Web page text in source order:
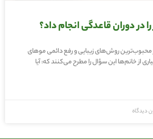
را در دوران قاعدگی انجام داد؟
محبوب‌ترین روش‌های زیبایی و رفع دائمی موهای
از خانم‌ها این سؤال را مطرح می‌کنند که: آیا
دیدگاه